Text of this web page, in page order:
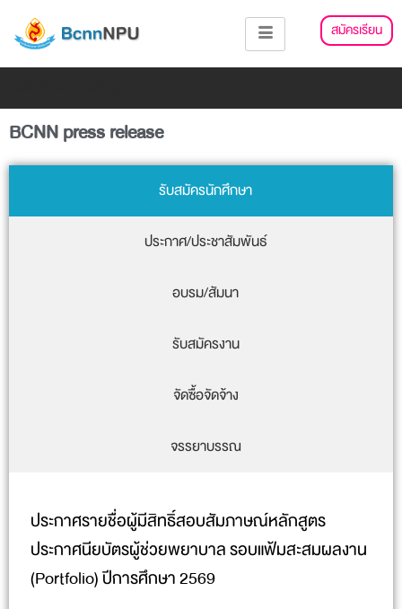
สมัครเรียน
BCNN press release
รับสมัครนักศึกษา
ประกาศ/ประชาสัมพันธ์
อบรม/สัมนา
รับสมัครงาน
จัดซื้อจัดจ้าง
จรรยาบรรณ
ประกาศรายชื่อผู้มีสิทธิ์สอบสัมภาษณ์หลักสูตร
ประกาศนียบัตรผู้ช่วยพยาบาล รอบแฟ้มสะสมผลงาน
(Portfolio) ปีการศึกษา 2569